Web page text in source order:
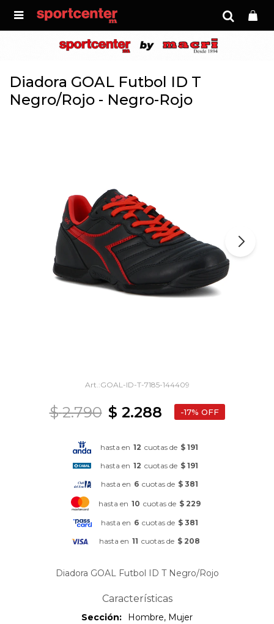

Diadora GOAL Futbol ID T
Negro/Rojo - Negro-Rojo
GOAL-ID-T-7185-144409
$ 2.288
$ 2.790 17
hasta en 12 cuotas de $ 191
hasta en 12 cuotas de $ 191
hasta en 6 cuotas de $ 381
hasta en 10 cuotas de $ 229
hasta en 6 cuotas de $ 381
hasta en 11 cuotas de $ 208
Diadora GOAL Futbol ID T Negro/Rojo
Características
Sección
Hombre, Mujer